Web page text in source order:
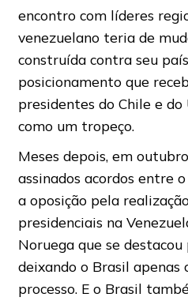
encontro com líderes
venezuelano teria de
construída contra seu
posicionamento que
presidentes do Chile e
como um tropeço.
Meses depois, em
assinados acordos entre
a oposição pela
presidenciais na
Noruega que se destacou
deixando o Brasil apenas
processo. E o Brasil